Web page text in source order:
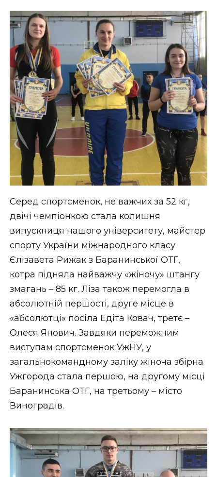
Серед спортсменок, не важчих за 52 кг,
двічі чемпіонкою стала колишня
випускниця нашого університету, майстер
спорту України міжнародного класу
Єлізавета Рижак з Баранинської ОТГ,
котра підняла найважчу «жіночу» штангу
змагань – 85 кг. Ліза також перемогла в
абсолютній першості, друге місце в
«абсолютці» посіла Едіта Ковач, третє –
Олеся Янович. Завдяки переможним
виступам спортсменок УжНУ, у
загальнокомандному заліку жіноча збірна
Ужгорода стала першою, на другому місці
Баранинська ОТГ, на третьому – місто
Виноградів.